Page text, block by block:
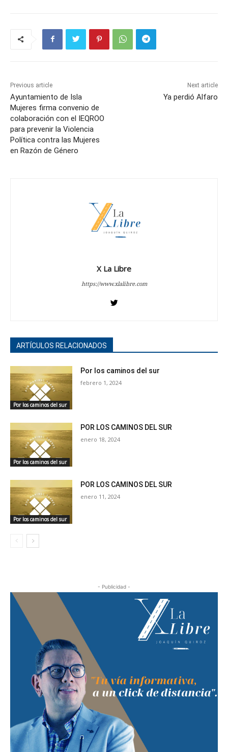
Previous article
Ayuntamiento de Isla
Mujeres firma convenio de
colaboración con el IEQROO
para prevenir la Violencia
Política contra las Mujeres
en Razón de Género
Next article
Ya perdió Alfaro
X La Libre
https://www.xlalibre.com
ARTÍCULOS RELACIONADOS
Por los caminos del sur
Por los caminos del sur
febrero 1, 2024
Por los caminos del sur
POR LOS CAMINOS DEL SUR
enero 18, 2024
Por los caminos del sur
POR LOS CAMINOS DEL SUR
enero 11, 2024
- Publicidad -